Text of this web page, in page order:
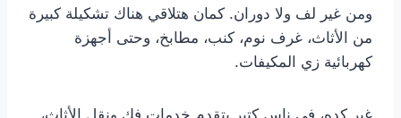
ومن غير لف ولا دوران. كمان هتلاقي هناك تشكيلة كبيرة
من الأثاث، غرف نوم، كنب، مطابخ، وحتى أجهزة
كهربائية زي المكيفات.